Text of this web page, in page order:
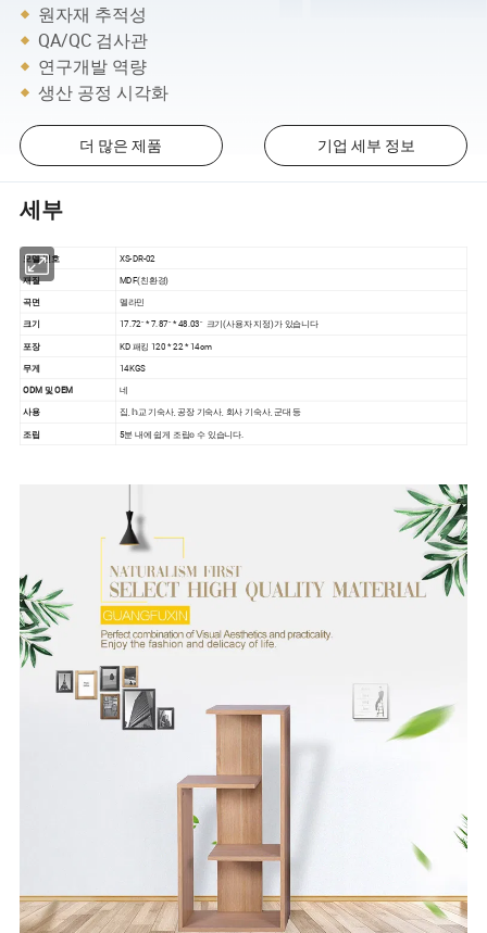
원자재 추적성
QA/QC 검사관
연구개발 역량
생산 공정 시각화
더 많은 제품 기업 세부 정보
세부
모델 번호
XS-DR-02
재질
MDF(친환경)
곡면
멜라민
크기
17.72" * 7.87" * 48.03" 크기(사용자 지정)가 있습니다
포장
KD 패킹 120 * 22 * 14cm
무게
14KGS
ODM 및 OEM
네
사용
집, 𝕙교 기숙사, 공장 기숙사, 회사 기숙사, 군대 등
조립
5분 내에 쉽게 조립𝕠 수 있습니다.